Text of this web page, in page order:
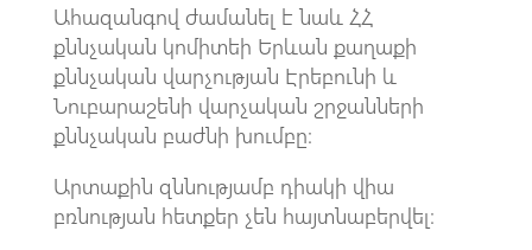
Ահազանգով ժամանել է նաև ՀՀ
քննչական կոմիտեի Երևան քաղաքի
քննչական վարչության Էրեբունի և
Նուբարաշենի վարչական շրջանների
քննչական բաժնի խումբը։
Արտաքին զննությամբ դիակի վիա
բռնության հետքեր չեն հայտնաբերվել։